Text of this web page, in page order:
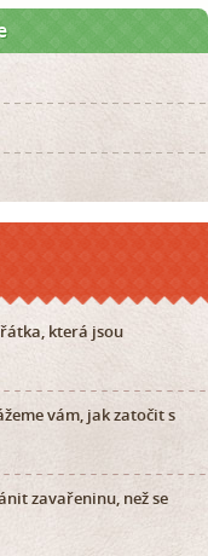
která jsou
vám, jak zatočit s
zavařeninu, než se